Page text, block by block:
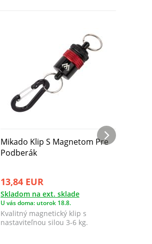
Mikado Klip S Magnetom Pre
Podberák
13,84 EUR
Skladom na ext. sklade
U vás doma: utorok 18.8.
Kvalitný magnetický klip s
nastaviteľnou silou 3-6 kg.